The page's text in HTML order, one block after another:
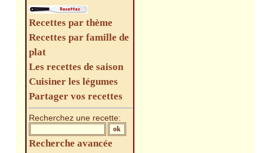
Recettes par thème
Recettes par famille de
plat
Les recettes de saison
Cuisiner les légumes
Partager vos recettes
Recherchez une recette:
Recherche avancée